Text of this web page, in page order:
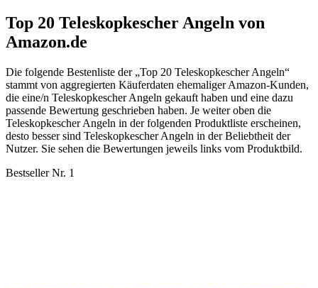
Top 20 Teleskopkescher Angeln von
Amazon.de
Die folgende Bestenliste der „Top 20 Teleskopkescher Angeln“
stammt von aggregierten Käuferdaten ehemaliger Amazon-Kunden,
die eine/n Teleskopkescher Angeln gekauft haben und eine dazu
passende Bewertung geschrieben haben. Je weiter oben die
Teleskopkescher Angeln in der folgenden Produktliste erscheinen,
desto besser sind Teleskopkescher Angeln in der Beliebtheit der
Nutzer. Sie sehen die Bewertungen jeweils links vom Produktbild.
Bestseller Nr. 1